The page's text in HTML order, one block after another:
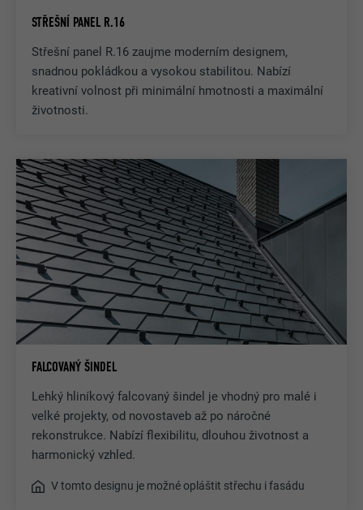
STŘEŠNÍ PANEL R.16
Střešní panel R.16 zaujme moderním designem,
snadnou pokládkou a vysokou stabilitou. Nabízí
kreativní volnost při minimální hmotnosti a maximální
životnosti.
FALCOVANÝ ŠINDEL
Lehký hliníkový falcovaný šindel je vhodný pro malé i
velké projekty, od novostaveb až po náročné
rekonstrukce. Nabízí flexibilitu, dlouhou životnost a
harmonický vzhled.
V tomto designu je možné opláštit střechu i fasádu